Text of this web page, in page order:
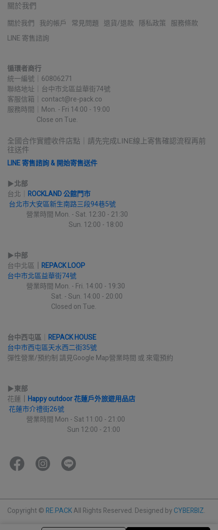
關於我們
關於我們 我的帳戶 常見問題 退貨/退款 隱私政策 服務條款
LINE 寄售諮詢
循環者商行
統一編號｜60806271
聯絡地址｜台中市北區益華街74號
客服信箱｜contact@re-pack.co
服務時間｜Mon. - Fri 14:00 - 19:00
Close on Tue.
全國合作實體收件店點｜請先完成LINE線上寄售確認流程再前
往送件
LINE 寄售諮詢 & 開始寄售送件
▶︎北部
台北｜ ROCKLAND 公館門市
台北市大安區新生南路三段94巷5號
營業時間 Mon. - Sat. 12:30 - 21:30
Sun. 12:00 - 18:00
▶︎中部
台中北區
REPACK LOOP
台中市北區益華街74號
營業時間 Mon. - Fri. 14:00 - 19:30
Sat. - Sun. 14:00 - 20:00
Closed on Tue.
台中西屯區
REPACK HOUSE
台中市西屯區天水西二街35號
彈性營業/預約制 請見Google Map營業時間 或 來電預約
▶︎東部
花蓮
Happy outdoor 花蓮戶外旅遊用品店
花蓮市介禮街26號
營業時間 Mon - Sat 11:00 - 21:00
Sun 12:00 - 21:00
Copyright ©RE.PACKAll Rights Reserved. Designed byCYBERBIZ.